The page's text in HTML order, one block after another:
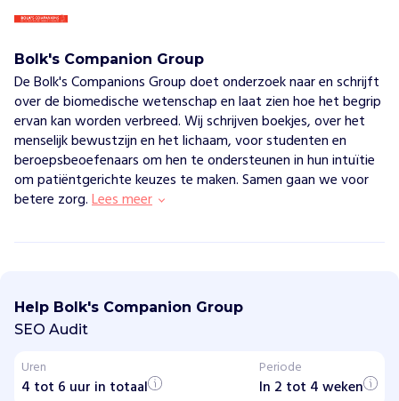
Bolk's Companion Group
De Bolk's Companions Group doet onderzoek naar en schrijft
over de biomedische wetenschap en laat zien hoe het begrip
ervan kan worden verbreed. Wij schrijven boekjes, over het
menselijk bewustzijn en het lichaam, voor studenten en
beroepsbeoefenaars om hen te ondersteunen in hun intuïtie
om patiëntgerichte keuzes te maken. Samen gaan we voor
betere zorg.Lees meer
k
'
s
o
m
Help Bolk's Companion Group
SEO Audit
Uren
4 tot 6 uur in totaal
Periode
In 2 tot 4 weken